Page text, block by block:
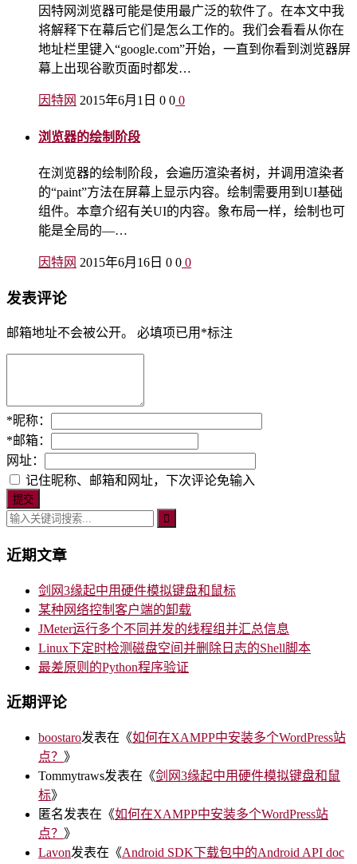
因特网浏览器可能是使用最广泛的软件了。在本文中我
将解释下在幕后它们是怎么工作的。我们会看看从你在
地址栏里键入“google.com”开始，一直到你看到浏览器屏
幕上出现谷歌页面时都发…
因特网 2015年6月1日 0 0 0
浏览器的绘制阶段
在浏览器的绘制阶段，会遍历渲染者树，并调用渲染者
的“paint”方法在屏幕上显示内容。绘制需要用到UI基础
组件。本章介绍有关UI的内容。象布局一样，绘制也可
能是全局的—…
因特网 2015年6月16日 0 0 0
发表评论
邮箱地址不会被公开。 必填项已用 *标注
*昵称：
*邮箱：
网址：
记住昵称、邮箱和网址，下次评论免输入
近期文章
剑网3缘起中用硬件模拟键盘和鼠标
某种网络控制客户端的卸载
JMeter运行多个不同并发的线程组并汇总信息
Linux下定时检测磁盘空间并删除日志的Shell脚本
最差原则的Python程序验证
近期评论
boostaro发表在《如何在XAMPP中安装多个WordPress站
点？ 》
Tommytraws发表在《剑网3缘起中用硬件模拟键盘和鼠
标》
匿名发表在《如何在XAMPP中安装多个WordPress站
点？ 》
Lavon发表在《Android SDK下载包中的Android API doc